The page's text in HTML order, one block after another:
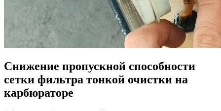
Снижение пропускной способности
сетки фильтра тонкой очистки на
карбюраторе